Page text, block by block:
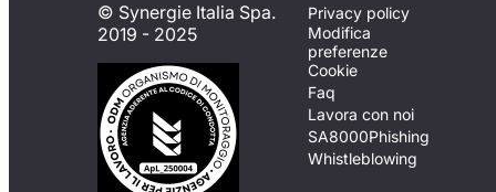
© Synergie Italia Spa.
2019 - 2025
Privacy policy
Modifica
preferenze
Cookie
Faq
Lavora con noi
SA8000Phishing
Whistleblowing